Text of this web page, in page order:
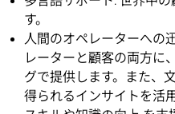
す。
人間のオペレーターへの
レーターと顧客の両方に
グで提供します。また、
得られるインサイトを活